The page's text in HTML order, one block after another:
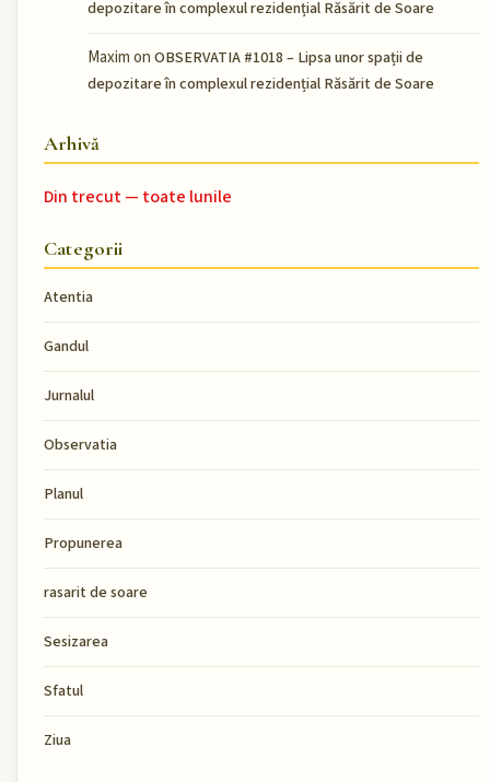
depozitare în complexul rezidențial Răsărit de Soare
Maximon OBSERVATIA #1018 – Lipsa unor spații de
depozitare în complexul rezidențial Răsărit de Soare
Arhivă
Din trecut — toate lunile
Categorii
Atentia
Gandul
Jurnalul
Observatia
Planul
Propunerea
rasarit de soare
Sesizarea
Sfatul
Ziua